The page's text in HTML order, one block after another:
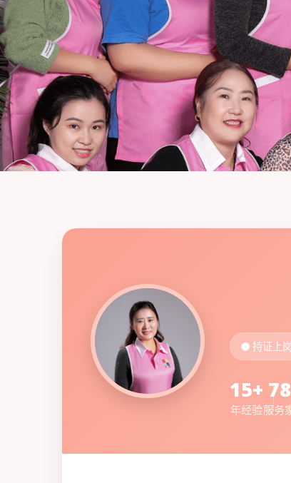
持证上岗
15+
年经验服务